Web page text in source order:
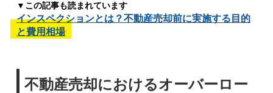
▼この記事も読まれています
インスペクションとは？不動産売却前に実施する目的
と費用相場
不動産売却におけるオーバーロー